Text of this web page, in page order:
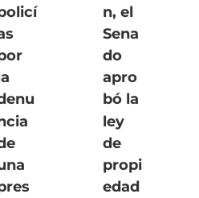
n, el
Sena
do
apro
bó la
ley
de
propi
edad